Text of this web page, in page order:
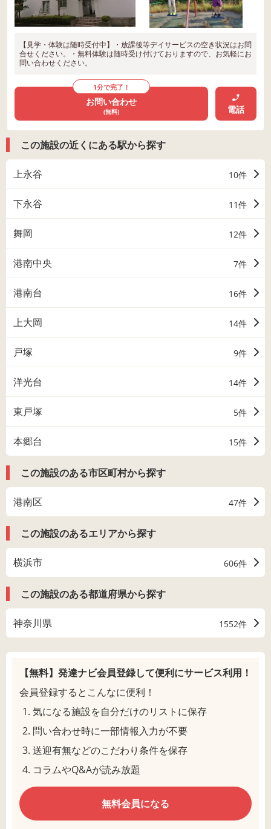
【見学・体験は随時受付中】・放課後等デイサービスの空き状況はお問
合せください。・無料体験は随時受け付けておりますので、お気軽にお
問い合わせください。
1分で完了！
お問い合わせ
(無料) 電話
この施設の近くにある駅から探す
上永谷 10件
下永谷 11件
舞岡 12件
港南中央 7件
港南台 16件
上大岡 14件
戸塚 9件
洋光台 14件
東戸塚 5件
本郷台 15件
この施設のある市区町村から探す
港南区 47件
この施設のあるエリアから探す
横浜市 606件
この施設のある都道府県から探す
神奈川県 1552件
【無料】発達ナビ会員登録して便利にサービス利用！
会員登録するとこんなに便利！
気になる施設を自分だけのリストに保存
問い合わせ時に一部情報入力が不要
送迎有無などのこだわり条件を保存
コラムやQ&Aが読み放題
無料会員になる